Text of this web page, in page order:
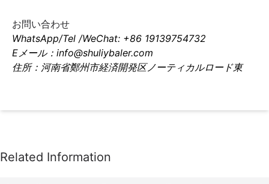
お問い合わせ
WhatsApp/Tel /WeChat: +86 19139754732
Eメール：info@shuliybaler.com
住所：河南省鄭州市経済開発区ノーティカルロード東